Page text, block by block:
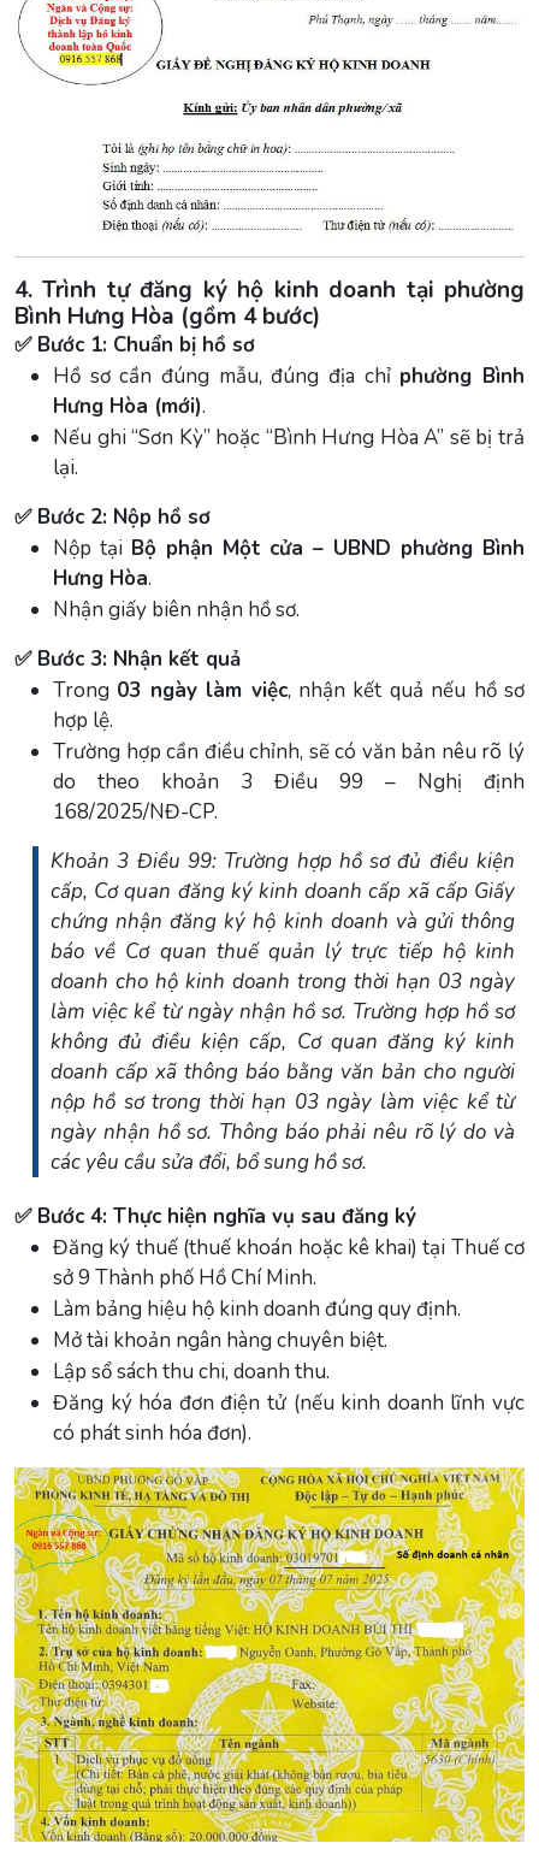
4. Trình tự đăng ký hộ kinh doanh tại phường
Bình Hưng Hòa (gồm 4 bước)
✅ Bước 1: Chuẩn bị hồ sơ
Hồ sơ cần đúng mẫu, đúng địa chỉ phường Bình
Hưng Hòa (mới).
Nếu ghi “Sơn Kỳ” hoặc “Bình Hưng Hòa A” sẽ bị trả
lại.
✅ Bước 2: Nộp hồ sơ
Nộp tại Bộ phận Một cửa – UBND phường Bình
Hưng Hòa.
Nhận giấy biên nhận hồ sơ.
✅ Bước 3: Nhận kết quả
Trong 03 ngày làm việc, nhận kết quả nếu hồ sơ
hợp lệ.
Trường hợp cần điều chỉnh, sẽ có văn bản nêu rõ lý
do theo khoản 3 Điều 99 – Nghị định
168/2025/NĐ-CP.
Khoản 3 Điều 99: Trường hợp hồ sơ đủ điều kiện
cấp, Cơ quan đăng ký kinh doanh cấp xã cấp Giấy
chứng nhận đăng ký hộ kinh doanh và gửi thông
báo về Cơ quan thuế quản lý trực tiếp hộ kinh
doanh cho hộ kinh doanh trong thời hạn 03 ngày
làm việc kể từ ngày nhận hồ sơ. Trường hợp hồ sơ
không đủ điều kiện cấp, Cơ quan đăng ký kinh
doanh cấp xã thông báo bằng văn bản cho người
nộp hồ sơ trong thời hạn 03 ngày làm việc kể từ
ngày nhận hồ sơ. Thông báo phải nêu rõ lý do và
các yêu cầu sửa đổi, bổ sung hồ sơ.
✅ Bước 4: Thực hiện nghĩa vụ sau đăng ký
Đăng ký thuế (thuế khoán hoặc kê khai) tại Thuế cơ
sở 9 Thành phố Hồ Chí Minh.
Làm bảng hiệu hộ kinh doanh đúng quy định.
Mở tài khoản ngân hàng chuyên biệt.
Lập sổ sách thu chi, doanh thu.
Đăng ký hóa đơn điện tử (nếu kinh doanh lĩnh vực
có phát sinh hóa đơn).